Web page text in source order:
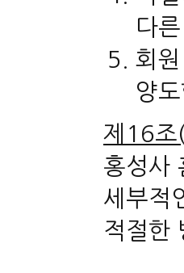
다
회
양
제16조
홍성사
세부적
적절한